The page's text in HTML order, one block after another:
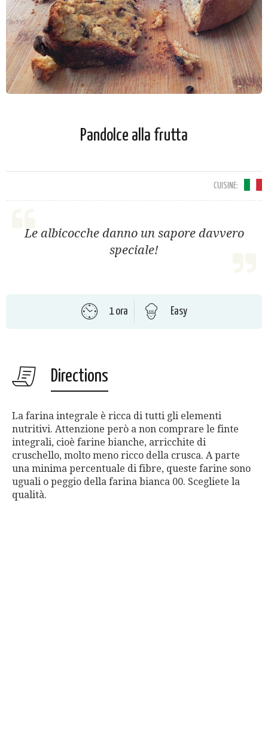
Pandolce alla frutta
CUISINE:
Le albicocche danno un sapore davvero
speciale!
1 ora Easy
Directions
La farina integrale è ricca di tutti gli elementi
nutritivi. Attenzione però a non comprare le finte
integrali, cioè farine bianche, arricchite di
cruschello, molto meno ricco della crusca. A parte
una minima percentuale di fibre, queste farine sono
uguali o peggio della farina bianca 00. Scegliete la
qualità.